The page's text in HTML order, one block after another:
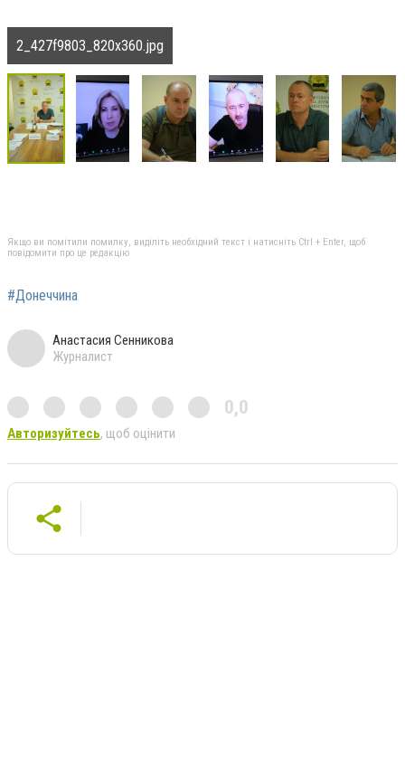
2_427f9803_820x360.jpg
Якщо ви помітили помилку, виділіть необхідний текст і натисніть Ctrl + Enter, щоб
повідомити про це редакцію
#Донеччина
Анастасия Сенникова
Журналист
0,0
Авторизуйтесь, щоб оцінити